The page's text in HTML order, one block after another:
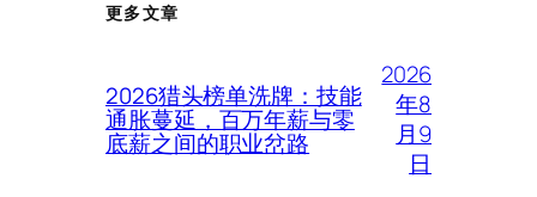
更多文章
2026猎头榜单洗牌：技能
通胀蔓延，百万年薪与零
底薪之间的职业岔路
2026
年8
月9
日